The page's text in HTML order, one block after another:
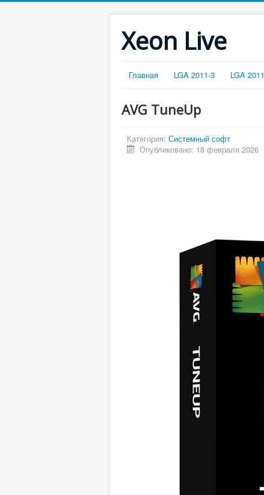
Xeon Live
Главная LGA 2011-3 LGA 2011
AVG TuneUp
Категория: Системный софт
Опубликовано: 18 февраля 2026